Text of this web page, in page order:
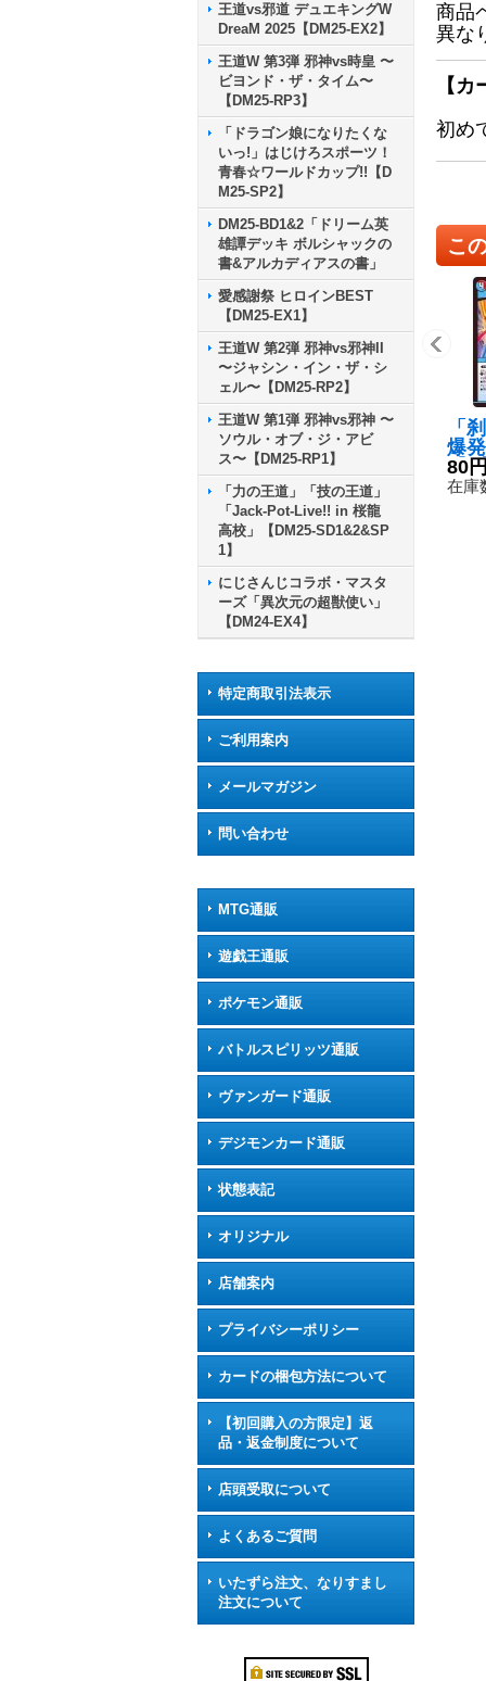
王道vs邪道 デュエキングW
DreaM 2025【DM25-EX2】
王道W 第3弾 邪神vs時皇 〜
ビヨンド・ザ・タイム〜
【DM25-RP3】
「ドラゴン娘になりたくな
いっ!」はじけろスポーツ！
青春☆ワールドカップ!!【D
M25-SP2】
DM25-BD1&2「ドリーム英
雄譚デッキ ボルシャックの
書&アルカディアスの書」
愛感謝祭 ヒロインBEST
【DM25-EX1】
王道W 第2弾 邪神vs邪神II
〜ジャシン・イン・ザ・シ
ェル〜【DM25-RP2】
王道W 第1弾 邪神vs邪神 〜
ソウル・オブ・ジ・アビ
ス〜【DM25-RP1】
「力の王道」「技の王道」
「Jack-Pot-Live!! in 桜龍
高校」【DM25-SD1&2&SP
1】
にじさんじコラボ・マスタ
ーズ「異次元の超獣使い」
【DM24-EX4】
特定商取引法表示
ご利用案内
メールマガジン
問い合わせ
MTG通販
遊戯王通販
ポケモン通販
バトルスピリッツ通販
ヴァンガード通販
デジモンカード通販
状態表記
オリジナル
店舗案内
プライバシーポリシー
カードの梱包方法について
【初回購入の方限定】返
品・返金制度について
店頭受取について
よくあるご質問
いたずら注文、なりすまし
注文について
商品
異な
【
初め
こ
「
爆
【R
95}
80
在庫